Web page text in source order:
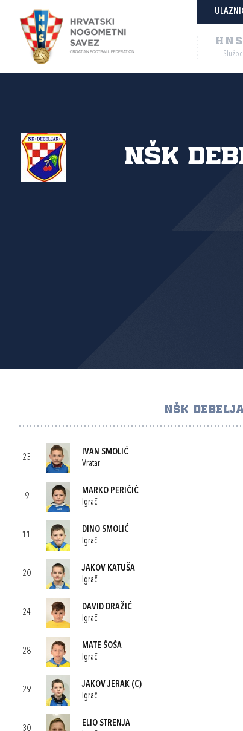
NŠK
NŠK
23
IVAN SMOLIĆ
Vratar
9
MARKO PERIČIĆ
Igrač
11
DINO SMOLIĆ
Igrač
20
JAKOV KATUŠA
Igrač
24
DAVID DRAŽIĆ
Igrač
28
MATE ŠOŠA
Igrač
29
JAKOV JERAK (C)
Igrač
30
ELIO STRENJA